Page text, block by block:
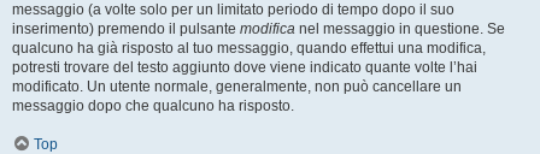
messaggio (a volte solo per un limitato periodo di tempo dopo il suo
inserimento) premendo il pulsante modifica nel messaggio in questione. Se
qualcuno ha già risposto al tuo messaggio, quando effettui una modifica,
potresti trovare del testo aggiunto dove viene indicato quante volte l’hai
modificato. Un utente normale, generalmente, non può cancellare un
messaggio dopo che qualcuno ha risposto.
Top